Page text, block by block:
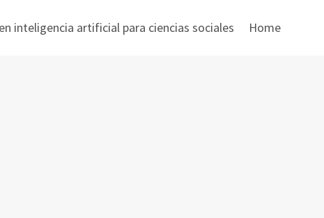
inteligencia artificial para ciencias sociales Home